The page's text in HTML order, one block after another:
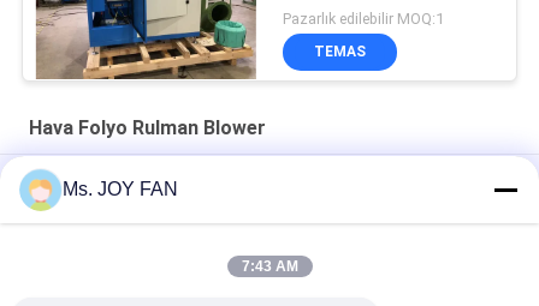
Hızı ve 1480kg
Pazarlık edilebilir MOQ:1
TEMAS
Hava Folyo Rulman Blower
Plc Yağsız Yüksek Hızlı 60KPA Turbo Santrifüj Blower
Hava turbo süspansiyon santrifugal nefesi
Basınç 6000-12000 mmAq ile XTB 700HP Hava Turbo
Ms. JOY FAN
7:43 AM